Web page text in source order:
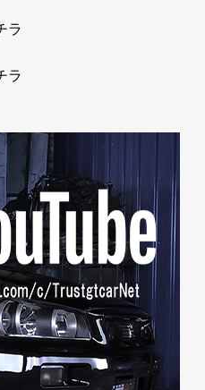
ラ
ラ